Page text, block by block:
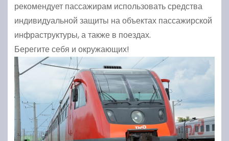
рекомендует пассажирам использовать средства
индивидуальной защиты на объектах пассажирской
инфраструктуры, а также в поездах.
Берегите себя и окружающих!